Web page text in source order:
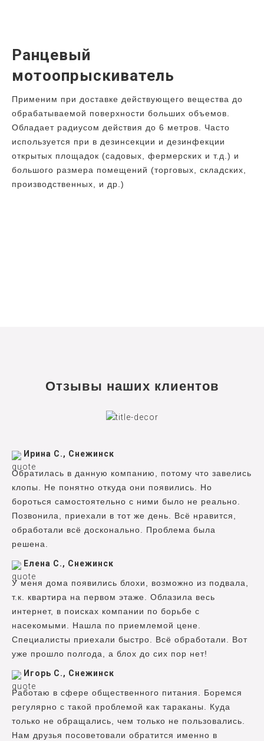
Ранцевый
мотоопрыскиватель
Применим при доставке действующего вещества до
обрабатываемой поверхности больших объемов.
Обладает радиусом действия до 6 метров. Часто
используется при в дезинсекции и дезинфекции
открытых площадок (садовых, фермерских и т.д.) и
большого размера помещений (торговых, складских,
производственных, и др.)
Отзывы наших клиентов
Ирина С., Снежинск
Обратилась в данную компанию, потому что завелись
клопы. Не понятно откуда они появились. Но
бороться самостоятельно с ними было не реально.
Позвонила, приехали в тот же день. Всё нравится,
обработали всё досконально. Проблема была
решена.
Елена С., Снежинск
У меня дома появились блохи, возможно из подвала,
т.к. квартира на первом этаже. Облазила весь
интернет, в поисках компании по борьбе с
насекомыми. Нашла по приемлемой цене.
Специалисты приехали быстро. Всё обработали. Вот
уже прошло полгода, а блох до сих пор нет!
Игорь С., Снежинск
Работаю в сфере общественного питания. Боремся
регулярно с такой проблемой как тараканы. Куда
только не обращались, чем только не пользовались.
Нам друзья посоветовали обратится именно в